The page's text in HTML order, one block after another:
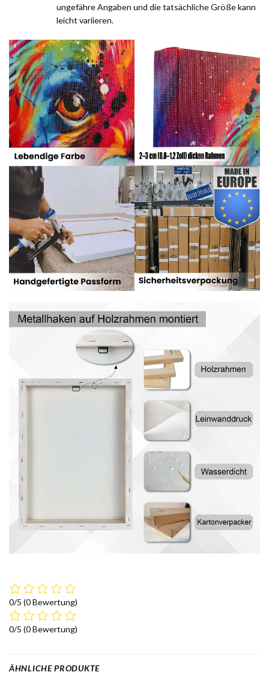
ungefähre Angaben und die tatsächliche Größe kann
leicht variieren.
0/5 (0 Bewertung)
0/5 (0 Bewertung)
ÄHNLICHE PRODUKTE